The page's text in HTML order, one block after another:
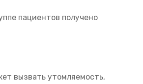
пациентов получено
вызвать утомляемость,